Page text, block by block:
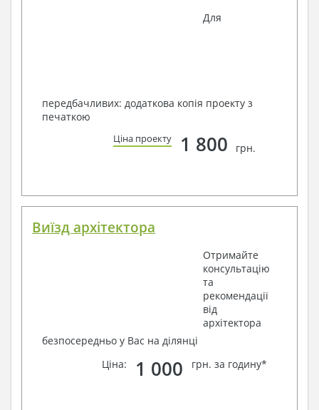
Для
передбачливих: додаткова копія проекту з
печаткою
Ціна проекту 1 800 грн.
Виїзд архітектора
Отримайте
консультацію
та
рекомендації
від
архітектора
безпосередньо у Вас на ділянці
Ціна:
1 000 грн. за годину*